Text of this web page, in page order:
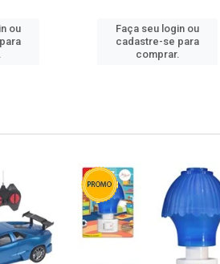
ou
Faça seu login ou
cadastre-se para
comprar.